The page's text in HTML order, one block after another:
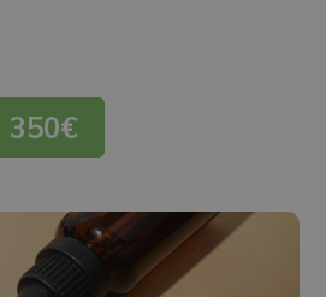
350€